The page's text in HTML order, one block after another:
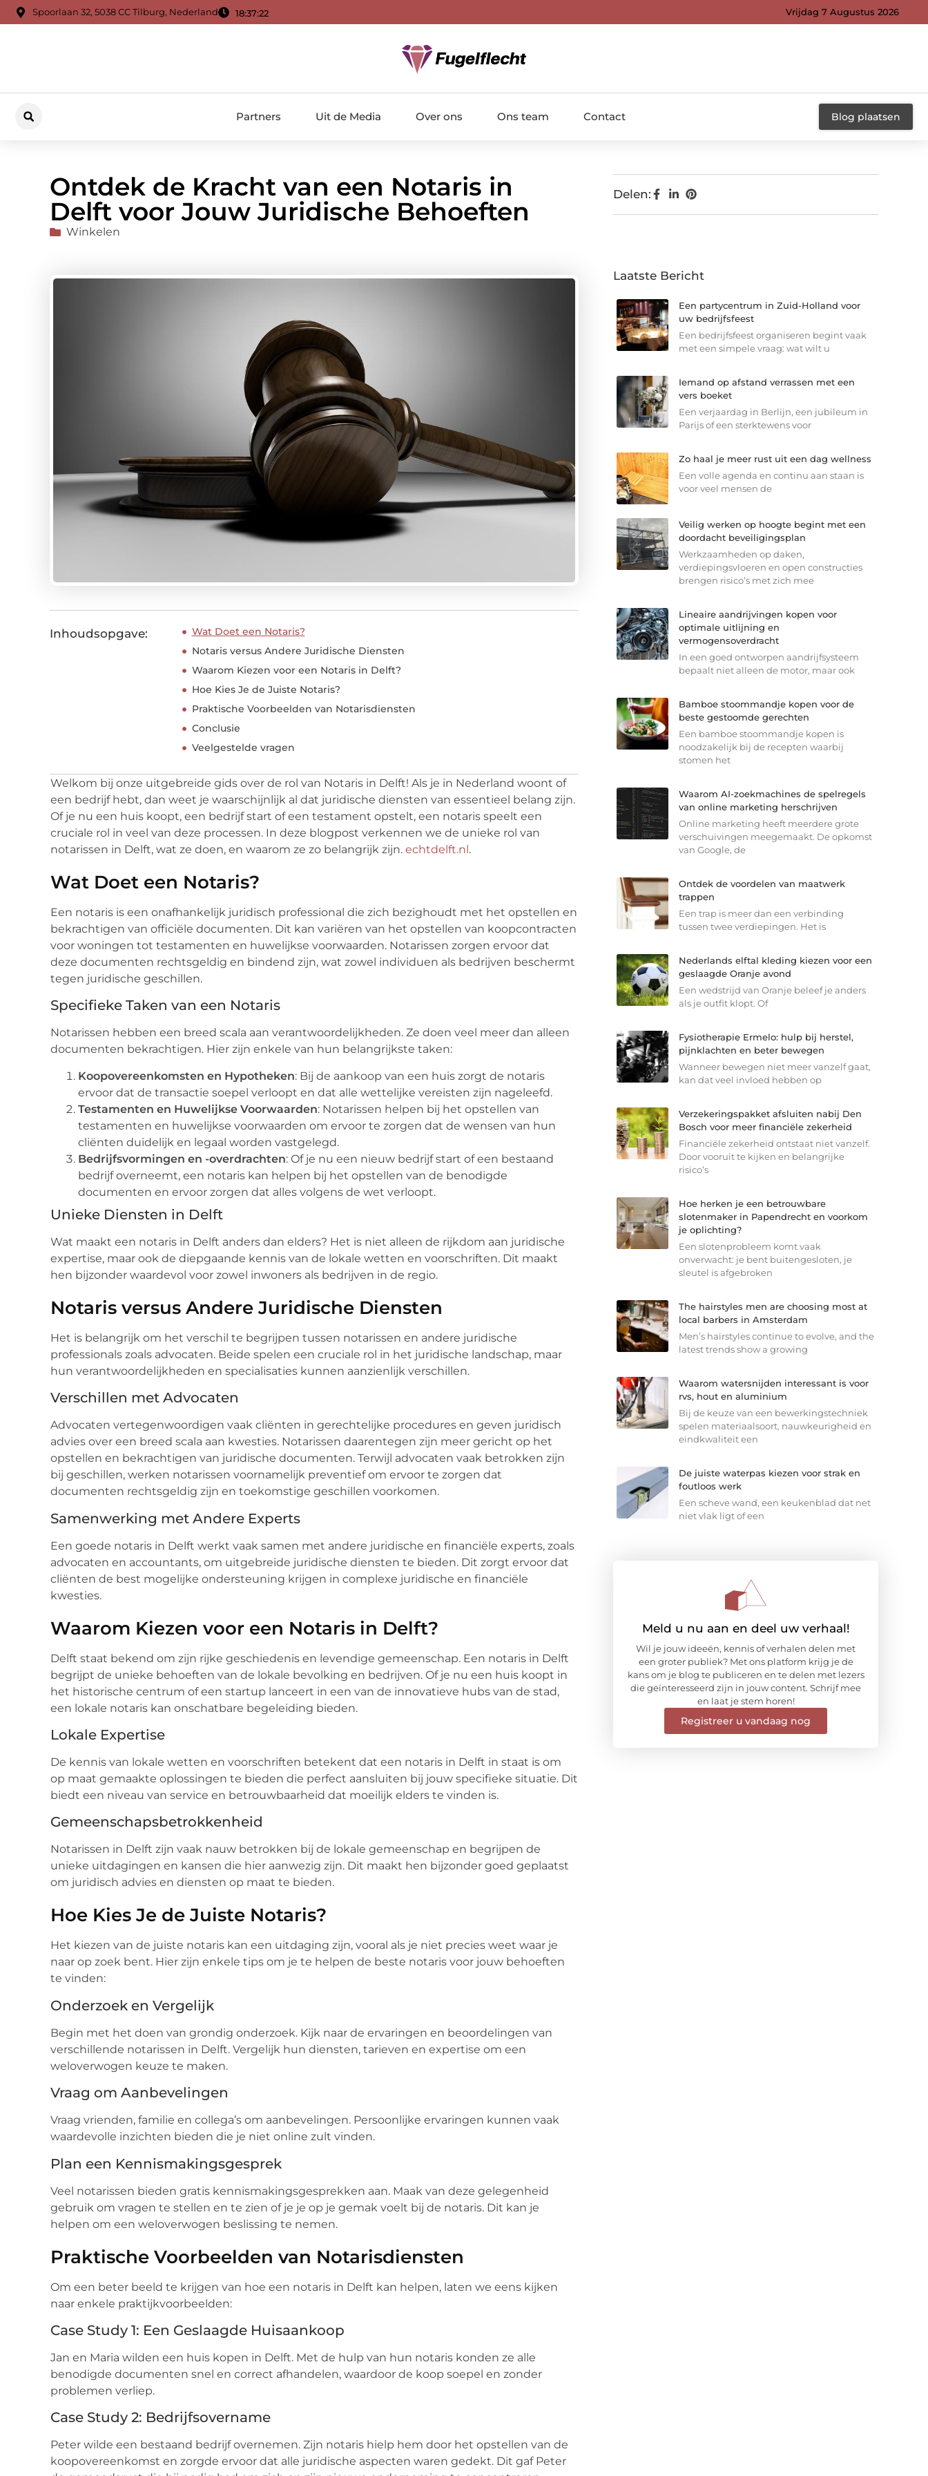
Spoorlaan 32, 5038 CC Tilburg, Nederland 18:37:23 Vrijdag 7 Augustus 2026
Partners Uit de Media Over ons Ons team Contact Blog plaatsen
Ontdek de Kracht van een Notaris in
Delft voor Jouw Juridische Behoeften
Winkelen
Inhoudsopgave:
Wat Doet een Notaris?
Notaris versus Andere Juridische Diensten
Waarom Kiezen voor een Notaris in Delft?
Hoe Kies Je de Juiste Notaris?
Praktische Voorbeelden van Notarisdiensten
Conclusie
Veelgestelde vragen
Welkom bij onze uitgebreide gids over de rol van Notaris in Delft! Als je in Nederland woont of
een bedrijf hebt, dan weet je waarschijnlijk al dat juridische diensten van essentieel belang zijn.
Of je nu een huis koopt, een bedrijf start of een testament opstelt, een notaris speelt een
cruciale rol in veel van deze processen. In deze blogpost verkennen we de unieke rol van
notarissen in Delft, wat ze doen, en waarom ze zo belangrijk zijn. echtdelft.nl.
Wat Doet een Notaris?
Een notaris is een onafhankelijk juridisch professional die zich bezighoudt met het opstellen en
bekrachtigen van officiële documenten. Dit kan variëren van het opstellen van koopcontracten
voor woningen tot testamenten en huwelijkse voorwaarden. Notarissen zorgen ervoor dat
deze documenten rechtsgeldig en bindend zijn, wat zowel individuen als bedrijven beschermt
tegen juridische geschillen.
Specifieke Taken van een Notaris
Notarissen hebben een breed scala aan verantwoordelijkheden. Ze doen veel meer dan alleen
documenten bekrachtigen. Hier zijn enkele van hun belangrijkste taken:
Koopovereenkomsten en Hypotheken: Bij de aankoop van een huis zorgt de notaris
ervoor dat de transactie soepel verloopt en dat alle wettelijke vereisten zijn nageleefd.
Testamenten en Huwelijkse Voorwaarden: Notarissen helpen bij het opstellen van
testamenten en huwelijkse voorwaarden om ervoor te zorgen dat de wensen van hun
cliënten duidelijk en legaal worden vastgelegd.
Bedrijfsvormingen en -overdrachten: Of je nu een nieuw bedrijf start of een bestaand
bedrijf overneemt, een notaris kan helpen bij het opstellen van de benodigde
documenten en ervoor zorgen dat alles volgens de wet verloopt.
Unieke Diensten in Delft
Wat maakt een notaris in Delft anders dan elders? Het is niet alleen de rijkdom aan juridische
expertise, maar ook de diepgaande kennis van de lokale wetten en voorschriften. Dit maakt
hen bijzonder waardevol voor zowel inwoners als bedrijven in de regio.
Notaris versus Andere Juridische Diensten
Het is belangrijk om het verschil te begrijpen tussen notarissen en andere juridische
professionals zoals advocaten. Beide spelen een cruciale rol in het juridische landschap, maar
hun verantwoordelijkheden en specialisaties kunnen aanzienlijk verschillen.
Verschillen met Advocaten
Advocaten vertegenwoordigen vaak cliënten in gerechtelijke procedures en geven juridisch
advies over een breed scala aan kwesties. Notarissen daarentegen zijn meer gericht op het
opstellen en bekrachtigen van juridische documenten. Terwijl advocaten vaak betrokken zijn
bij geschillen, werken notarissen voornamelijk preventief om ervoor te zorgen dat
documenten rechtsgeldig zijn en toekomstige geschillen voorkomen.
Samenwerking met Andere Experts
Een goede notaris in Delft werkt vaak samen met andere juridische en financiële experts, zoals
advocaten en accountants, om uitgebreide juridische diensten te bieden. Dit zorgt ervoor dat
cliënten de best mogelijke ondersteuning krijgen in complexe juridische en financiële
kwesties.
Waarom Kiezen voor een Notaris in Delft?
Delft staat bekend om zijn rijke geschiedenis en levendige gemeenschap. Een notaris in Delft
begrijpt de unieke behoeften van de lokale bevolking en bedrijven. Of je nu een huis koopt in
het historische centrum of een startup lanceert in een van de innovatieve hubs van de stad,
een lokale notaris kan onschatbare begeleiding bieden.
Lokale Expertise
De kennis van lokale wetten en voorschriften betekent dat een notaris in Delft in staat is om
op maat gemaakte oplossingen te bieden die perfect aansluiten bij jouw specifieke situatie. Dit
biedt een niveau van service en betrouwbaarheid dat moeilijk elders te vinden is.
Gemeenschapsbetrokkenheid
Notarissen in Delft zijn vaak nauw betrokken bij de lokale gemeenschap en begrijpen de
unieke uitdagingen en kansen die hier aanwezig zijn. Dit maakt hen bijzonder goed geplaatst
om juridisch advies en diensten op maat te bieden.
Hoe Kies Je de Juiste Notaris?
Het kiezen van de juiste notaris kan een uitdaging zijn, vooral als je niet precies weet waar je
naar op zoek bent. Hier zijn enkele tips om je te helpen de beste notaris voor jouw behoeften
te vinden:
Onderzoek en Vergelijk
Begin met het doen van grondig onderzoek. Kijk naar de ervaringen en beoordelingen van
verschillende notarissen in Delft. Vergelijk hun diensten, tarieven en expertise om een
weloverwogen keuze te maken.
Vraag om Aanbevelingen
Vraag vrienden, familie en collega’s om aanbevelingen. Persoonlijke ervaringen kunnen vaak
waardevolle inzichten bieden die je niet online zult vinden.
Plan een Kennismakingsgesprek
Veel notarissen bieden gratis kennismakingsgesprekken aan. Maak van deze gelegenheid
gebruik om vragen te stellen en te zien of je je op je gemak voelt bij de notaris. Dit kan je
helpen om een weloverwogen beslissing te nemen.
Praktische Voorbeelden van Notarisdiensten
Om een beter beeld te krijgen van hoe een notaris in Delft kan helpen, laten we eens kijken
naar enkele praktijkvoorbeelden:
Case Study 1: Een Geslaagde Huisaankoop
Jan en Maria wilden een huis kopen in Delft. Met de hulp van hun notaris konden ze alle
benodigde documenten snel en correct afhandelen, waardoor de koop soepel en zonder
problemen verliep.
Case Study 2: Bedrijfsovername
Peter wilde een bestaand bedrijf overnemen. Zijn notaris hielp hem door het opstellen van de
koopovereenkomst en zorgde ervoor dat alle juridische aspecten waren gedekt. Dit gaf Peter
Delen:
Laatste Bericht
Een partycentrum in Zuid-Holland voor
uw bedrijfsfeest
Een bedrijfsfeest organiseren begint vaak
met een simpele vraag: wat wilt u
Iemand op afstand verrassen met een
vers boeket
Een verjaardag in Berlijn, een jubileum in
Parijs of een sterkte­wens voor
Zo haal je meer rust uit een dag wellness
Een volle agenda en continu aan staan is
voor veel mensen de
Veilig werken op hoogte begint met een
doordacht beveiligingsplan
Werkzaamheden op daken,
verdiepingsvloeren en open constructies
brengen risico’s met zich mee
Lineaire aandrijvingen kopen voor
optimale uitlijning en
vermogensoverdracht
In een goed ontworpen aandrijfsysteem
bepaalt niet alleen de motor, maar ook
Bamboe stoommandje kopen voor de
beste gestoomde gerechten
Een bamboe stoommandje kopen is
noodzakelijk bij de recepten waarbij
stomen het
Waarom AI-zoekmachines de spelregels
van online marketing herschrijven
Online marketing heeft meerdere grote
verschuivingen meegemaakt. De opkomst
van Google, de
Ontdek de voordelen van maatwerk
trappen
Een trap is meer dan een verbinding
tussen twee verdiepingen. Het is
Nederlands elftal kleding kiezen voor een
geslaagde Oranje avond
Een wedstrijd van Oranje beleef je anders
als je outfit klopt. Of
Fysiotherapie Ermelo: hulp bij herstel,
pijnklachten en beter bewegen
Wanneer bewegen niet meer vanzelf gaat,
kan dat veel invloed hebben op
Verzekeringspakket afsluiten nabij Den
Bosch voor meer financiële zekerheid
Financiële zekerheid ontstaat niet vanzelf.
Door vooruit te kijken en belangrijke
risico’s
Hoe herken je een betrouwbare
slotenmaker in Papendrecht en voorkom
je oplichting?
Een slotenprobleem komt vaak
onverwacht: je bent buitengesloten, je
sleutel is afgebroken
The hairstyles men are choosing most at
local barbers in Amsterdam
Men’s hairstyles continue to evolve, and the
latest trends show a growing
Waarom watersnijden interessant is voor
rvs, hout en aluminium
Bij de keuze van een bewerkingstechniek
spelen materiaalsoort, nauwkeurigheid en
eindkwaliteit een
De juiste waterpas kiezen voor strak en
foutloos werk
Een scheve wand, een keukenblad dat net
niet vlak ligt of een
Meld u nu aan en deel uw verhaal!
Wil je jouw ideeën, kennis of verhalen delen met
een groter publiek? Met ons platform krijg je de
kans om je blog te publiceren en te delen met lezers
die geïnteresseerd zijn in jouw content. Schrijf mee
en laat je stem horen!
Registreer u vandaag nog